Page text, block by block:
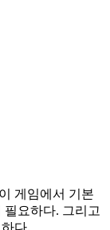
게임에서 기본
필요하다. 그리고